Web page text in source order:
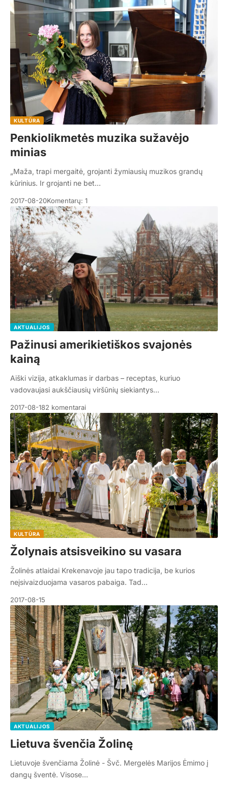
KULTŪRA
Penkiolikmetės muzika sužavėjo
minias
„Maža, trapi mergaitė, grojanti žymiausių muzikos grandų
kūrinius. Ir grojanti ne bet…
2017-08-20Komentarų: 1
AKTUALIJOS
Pažinusi amerikietiškos svajonės
kainą
Aiški vizija, atkaklumas ir darbas – receptas, kuriuo
vadovaujasi aukščiausių viršūnių siekiantys…
2017-08-182 komentarai
KULTŪRA
Žolynais atsisveikino su vasara
Žolinės atlaidai Krekenavoje jau tapo tradicija, be kurios
neįsivaizduojama vasaros pabaiga. Tad…
2017-08-15
AKTUALIJOS
Lietuva švenčia Žolinę
Lietuvoje švenčiama Žolinė - Švč. Mergelės Marijos Ėmimo į
dangų šventė. Visose…